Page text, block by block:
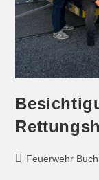
Feuerwehr Buch